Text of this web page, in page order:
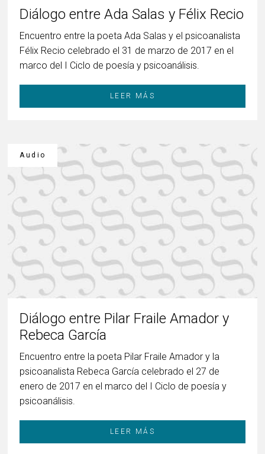
Diálogo entre Ada Salas y Félix Recio
Encuentro entre la poeta Ada Salas y el psicoanalista
Félix Recio celebrado el 31 de marzo de 2017 en el
marco del I Ciclo de poesía y psicoanálisis.
LEER MÁS
Audio
Diálogo entre Pilar Fraile Amador y
Rebeca García
Encuentro entre la poeta Pilar Fraile Amador y la
psicoanalista Rebeca García celebrado el 27 de
enero de 2017 en el marco del I Ciclo de poesía y
psicoanálisis.
LEER MÁS